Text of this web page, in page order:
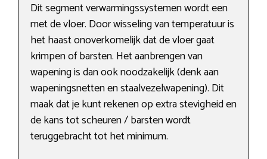
Dit segment verwarmingssystemen wordt een
met de vloer. Door wisseling van temperatuur is
het haast onoverkomelijk dat de vloer gaat
krimpen of barsten. Het aanbrengen van
wapening is dan ook noodzakelijk (denk aan
wapeningsnetten en staalvezelwapening). Dit
maak dat je kunt rekenen op extra stevigheid en
de kans tot scheuren / barsten wordt
teruggebracht tot het minimum.